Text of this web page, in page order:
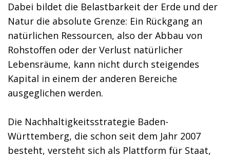
Dabei bildet die Belastbarkeit der Erde und der
Natur die absolute Grenze: Ein Rückgang an
natürlichen Ressourcen, also der Abbau von
Rohstoffen oder der Verlust natürlicher
Lebensräume, kann nicht durch steigendes
Kapital in einem der anderen Bereiche
ausgeglichen werden.
Die Nachhaltigkeitsstrategie Baden-
Württemberg, die schon seit dem Jahr 2007
besteht, versteht sich als Plattform für Staat,